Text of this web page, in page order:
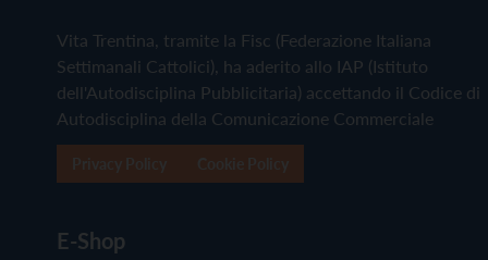
Vita Trentina, tramite la Fisc (Federazione Italiana
Settimanali Cattolici), ha aderito allo IAP (Istituto
dell'Autodisciplina Pubblicitaria) accettando il Codice di
Autodisciplina della Comunicazione Commerciale
E-Shop